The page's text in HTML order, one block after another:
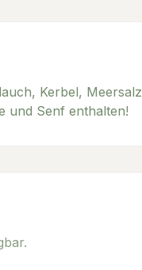
Kerbel, Meersalz
und Senf enthalten!